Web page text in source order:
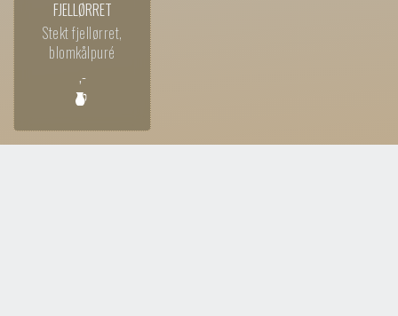
FJELLØRRET
Stekt fjellørret,
blomkålpuré
,-